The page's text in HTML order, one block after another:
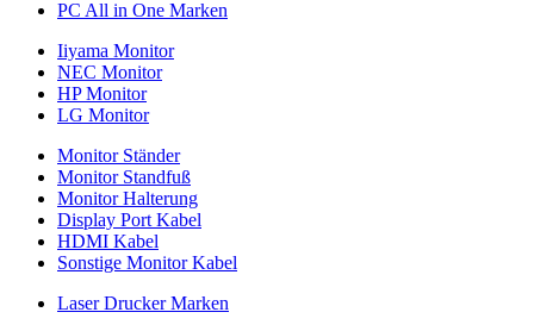
PC All in One Marken
Iiyama Monitor
NEC Monitor
HP Monitor
LG Monitor
Monitor Ständer
Monitor Standfuß
Monitor Halterung
Display Port Kabel
HDMI Kabel
Sonstige Monitor Kabel
Laser Drucker Marken